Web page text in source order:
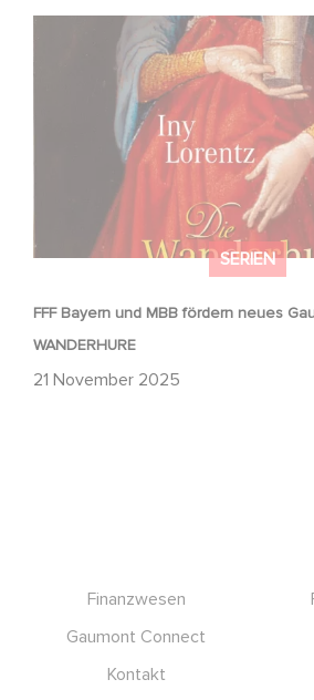
SERIEN
FFF Bayern und MBB fördern neues
WANDERHURE
21 November 2025
FFF Bayern und MBB fördern neues
WANDERHURE
Finanzwesen
Gaumont Connect
Kontakt